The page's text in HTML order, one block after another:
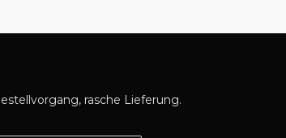
rasche Lieferung.